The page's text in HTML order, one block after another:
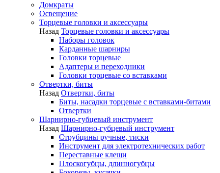
Домкраты
Освещение
Торцевые головки и аксессуары
Назад Торцевые головки и аксессуары
Наборы головок
Карданные шарниры
Головки торцевые
Адаптеры и переходники
Головки торцевые со вставками
Отвертки, биты
Назад Отвертки, биты
Биты, насадки торцевые с вставками-битами
Отвертки
Шарнирно-губцевый инструмент
Назад Шарнирно-губцевый инструмент
Струбцины ручные, тиски
Инструмент для электротехнических работ
Переставные клещи
Плоскогубцы, длинногубцы